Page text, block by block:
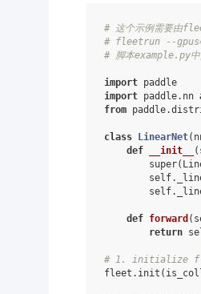
# 这个示例需要由
# fleetrun --
# 脚本example.py中
import paddle
import paddle.nn
from
class LinearNet(
def
__init__ (
super(
self.
self.
def forward (
return
# 1. initialize
fleet . init (